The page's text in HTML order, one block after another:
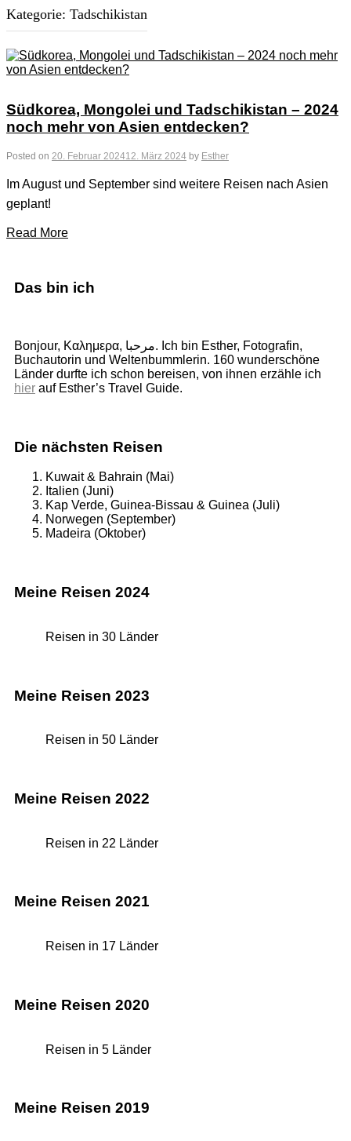
Kategorie: Tadschikistan
Südkorea, Mongolei und Tadschikistan – 2024
noch mehr von Asien entdecken?
Posted on 20. Februar 202412. März 2024 by Esther
Im August und September sind weitere Reisen nach Asien
geplant!
Read More
Das bin ich
Bonjour, Καλημερα, مرحبا. Ich bin Esther, Fotografin,
Buchautorin und Weltenbummlerin. 160 wunderschöne
Länder durfte ich schon bereisen, von ihnen erzähle ich
hier auf Esther’s Travel Guide.
Die nächsten Reisen
Kuwait & Bahrain (Mai)
Italien (Juni)
Kap Verde, Guinea-Bissau & Guinea (Juli)
Norwegen (September)
Madeira (Oktober)
Meine Reisen 2024
Reisen in 30 Länder
Meine Reisen 2023
Reisen in 50 Länder
Meine Reisen 2022
Reisen in 22 Länder
Meine Reisen 2021
Reisen in 17 Länder
Meine Reisen 2020
Reisen in 5 Länder
Meine Reisen 2019